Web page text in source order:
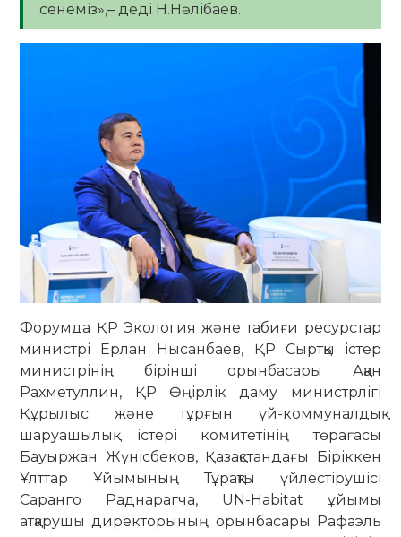
сенеміз»,– деді Н.Нәлібаев.
Форумда ҚР Экология және табиғи ресурстар
министрі Ерлан Нысанбаев, ҚР Сыртқы істер
министрінің бірінші орынбасары Ақан
Рахметуллин, ҚР Өңірлік даму министрлігі
Құрылыс және тұрғын үй-коммуналдық
шаруашылық істері комитетінің төрағасы
Бауыржан Жүнісбеков, Қазақстандағы Біріккен
Ұлттар Ұйымының Тұрақты үйлестірушісі
Саранго Раднарагча, UN-Habitat ұйымы
атқарушы директорының орынбасары Рафаэль